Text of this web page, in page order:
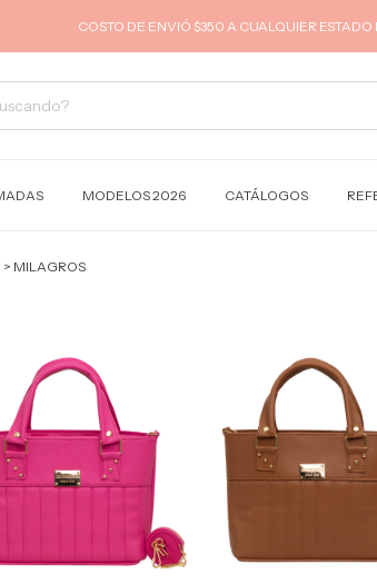
COSTO DE ENVIÓ $350 A CUALQUIER
MODELOS 2026 CATÁLOGOS
> MILAGROS